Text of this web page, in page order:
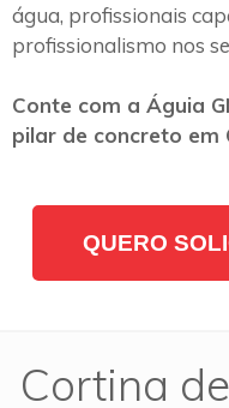
água, profissionais
profissionalismo nos
Conte com a Águia
pilar de concreto em
QUERO
Cortina